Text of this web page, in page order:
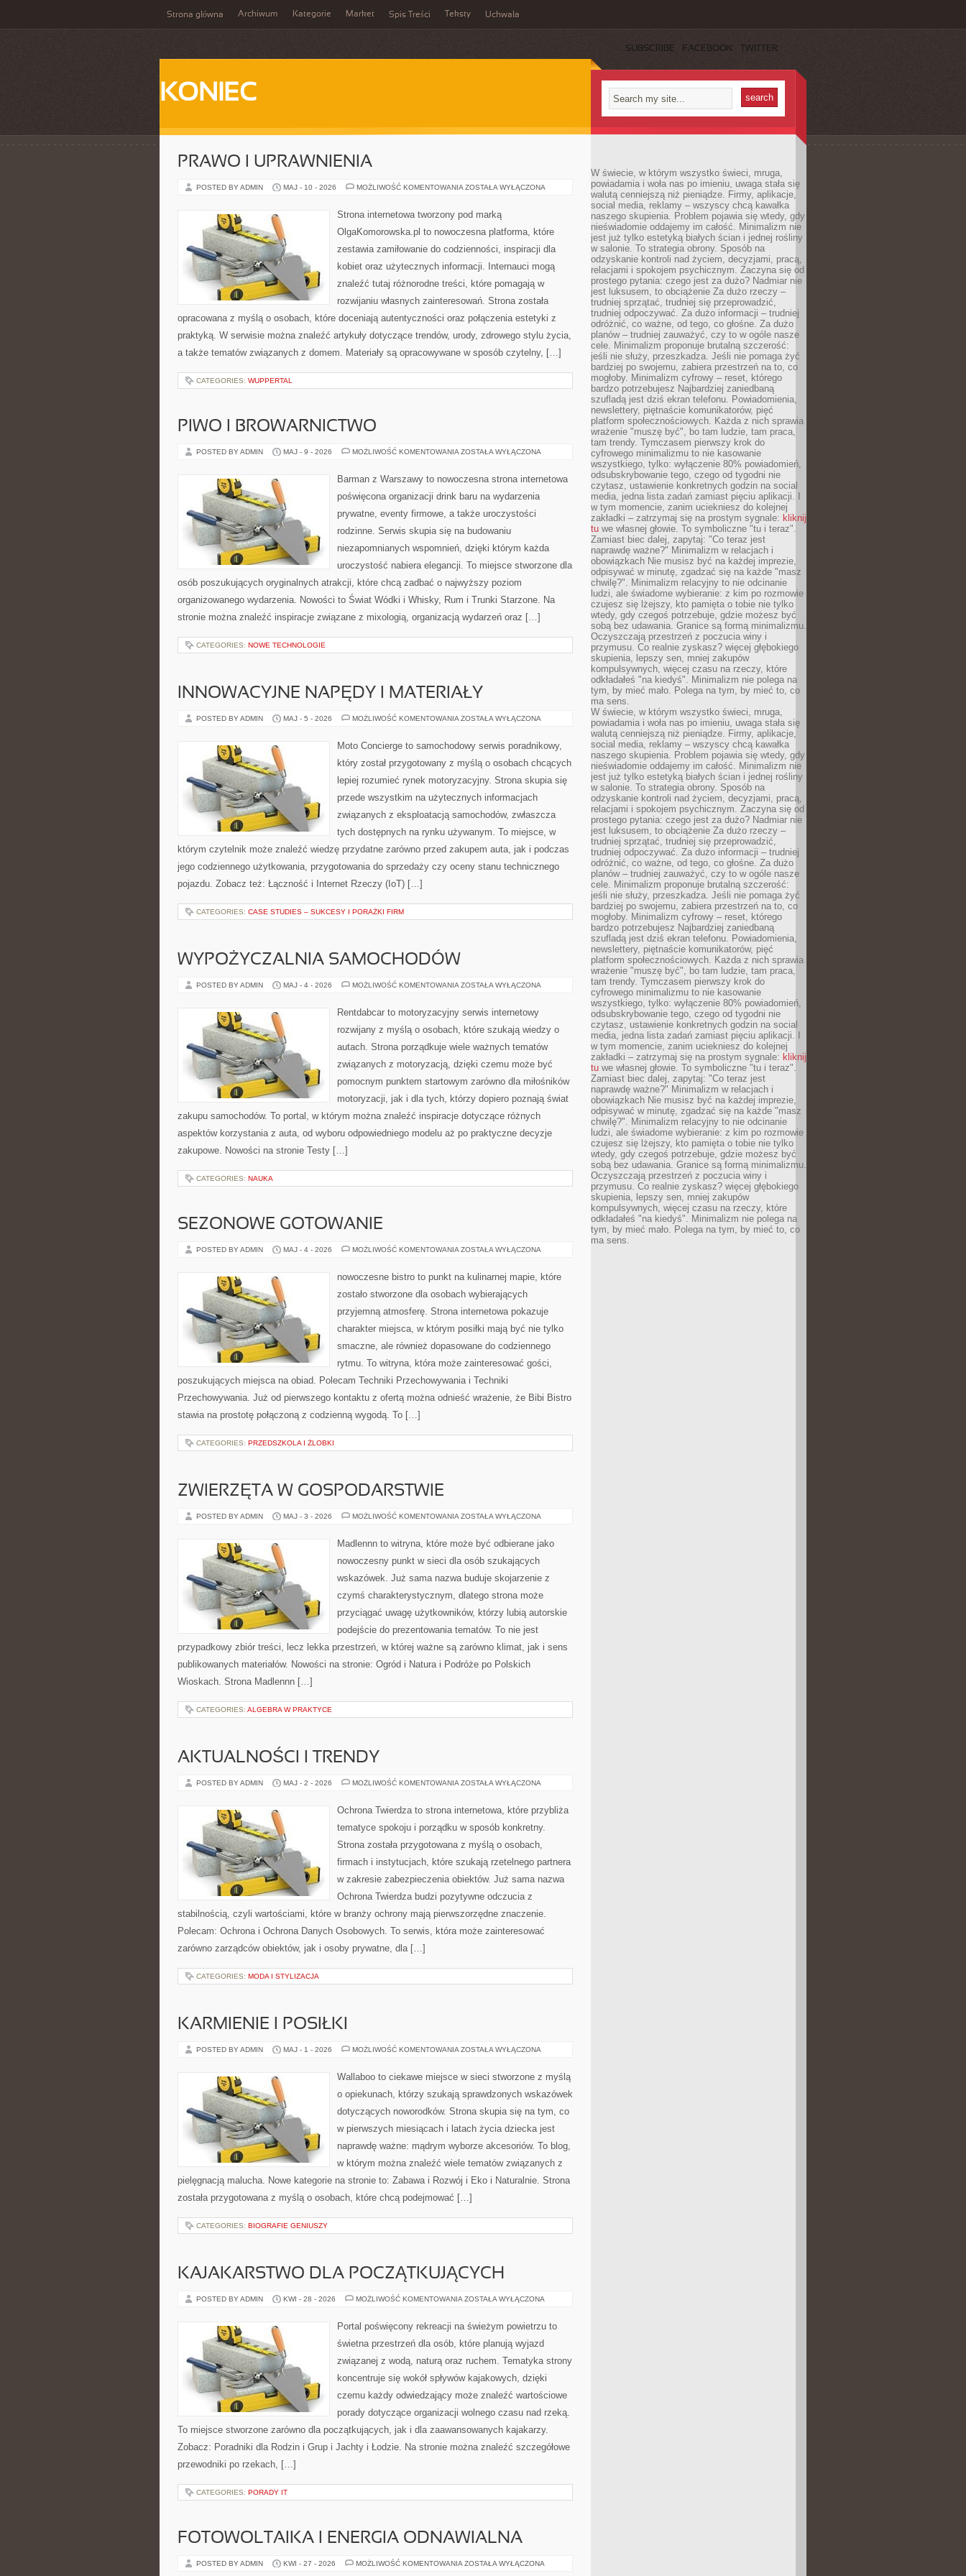
Strona główna Archiwum Kategorie Market Spis Treści Teksty Uchwała
SUBSCRIBE FACEBOOK TWITTER
KONIEC
PRAWO I UPRAWNIENIA
POSTED BY ADMIN MAJ - 10 - 2026 MOŻLIWOŚĆ KOMENTOWANIA PRAWO
ZOSTAŁA WYŁĄCZONA
Strona internetowa tworzony pod marką
OlgaKomorowska.pl to nowoczesna platforma, które
zestawia zamiłowanie do codzienności, inspiracji dla
kobiet oraz użytecznych informacji. Internauci mogą
znaleźć tutaj różnorodne treści, które pomagają w
rozwijaniu własnych zainteresowań. Strona została
opracowana z myślą o osobach, które doceniają autentyczności oraz połączenia estetyki z
praktyką. W serwisie można znaleźć artykuły dotyczące trendów, urody, zdrowego stylu życia,
a także tematów związanych z domem. Materiały są opracowywane w sposób czytelny, […]
CATEGORIES: WUPPERTAL
PIWO I BROWARNICTWO
POSTED BY ADMIN MAJ - 9 - 2026 MOŻLIWOŚĆ KOMENTOWANIA PIWO
ZOSTAŁA WYŁĄCZONA
Barman z Warszawy to nowoczesna strona internetowa
poświęcona organizacji drink baru na wydarzenia
prywatne, eventy firmowe, a także uroczystości
rodzinne. Serwis skupia się na budowaniu
niezapomnianych wspomnień, dzięki którym każda
uroczystość nabiera elegancji. To miejsce stworzone dla
osób poszukujących oryginalnych atrakcji, które chcą zadbać o najwyższy poziom
organizowanego wydarzenia. Nowości to Świat Wódki i Whisky, Rum i Trunki Starzone. Na
stronie można znaleźć inspiracje związane z mixologią, organizacją wydarzeń oraz […]
CATEGORIES: NOWE TECHNOLOGIE
INNOWACYJNE NAPĘDY I MATERIAŁY
POSTED BY ADMIN MAJ - 5 - 2026 MOŻLIWOŚĆ KOMENTOWANIA INNOWACYJNE
MATERIAŁY
ZOSTAŁA WYŁĄCZONA
Moto Concierge to samochodowy serwis poradnikowy,
który został przygotowany z myślą o osobach chcących
lepiej rozumieć rynek motoryzacyjny. Strona skupia się
przede wszystkim na użytecznych informacjach
związanych z eksploatacją samochodów, zwłaszcza
tych dostępnych na rynku używanym. To miejsce, w
którym czytelnik może znaleźć wiedzę przydatne zarówno przed zakupem auta, jak i podczas
jego codziennego użytkowania, przygotowania do sprzedaży czy oceny stanu technicznego
pojazdu. Zobacz też: Łączność i Internet Rzeczy (IoT) […]
CATEGORIES: CASE STUDIES – SUKCESY I PORAŻKI FIRM
WYPOŻYCZALNIA SAMOCHODÓW
POSTED BY ADMIN MAJ - 4 - 2026 MOŻLIWOŚĆ KOMENTOWANIA WYPOŻYCZALNIA
ZOSTAŁA WYŁĄCZONA
Rentdabcar to motoryzacyjny serwis internetowy
rozwijany z myślą o osobach, które szukają wiedzy o
autach. Strona porządkuje wiele ważnych tematów
związanych z motoryzacją, dzięki czemu może być
pomocnym punktem startowym zarówno dla miłośników
motoryzacji, jak i dla tych, którzy dopiero poznają świat
zakupu samochodów. To portal, w którym można znaleźć inspiracje dotyczące różnych
aspektów korzystania z auta, od wyboru odpowiedniego modelu aż po praktyczne decyzje
zakupowe. Nowości na stronie Testy […]
CATEGORIES: NAUKA
SEZONOWE GOTOWANIE
POSTED BY ADMIN MAJ - 4 - 2026 MOŻLIWOŚĆ KOMENTOWANIA SEZONOWE
ZOSTAŁA WYŁĄCZONA
nowoczesne bistro to punkt na kulinarnej mapie, które
zostało stworzone dla osobach wybierających
przyjemną atmosferę. Strona internetowa pokazuje
charakter miejsca, w którym posiłki mają być nie tylko
smaczne, ale również dopasowane do codziennego
rytmu. To witryna, która może zainteresować gości,
poszukujących miejsca na obiad. Polecam Techniki Przechowywania i Techniki
Przechowywania. Już od pierwszego kontaktu z ofertą można odnieść wrażenie, że Bibi Bistro
stawia na prostotę połączoną z codzienną wygodą. To […]
CATEGORIES: PRZEDSZKOLA I ŻLOBKI
ZWIERZĘTA W GOSPODARSTWIE
POSTED BY ADMIN MAJ - 3 - 2026 MOŻLIWOŚĆ KOMENTOWANIA ZWIERZĘTA
ZOSTAŁA WYŁĄCZONA
Madlennn to witryna, które może być odbierane jako
nowoczesny punkt w sieci dla osób szukających
wskazówek. Już sama nazwa buduje skojarzenie z
czymś charakterystycznym, dlatego strona może
przyciągać uwagę użytkowników, którzy lubią autorskie
podejście do prezentowania tematów. To nie jest
przypadkowy zbiór treści, lecz lekka przestrzeń, w której ważne są zarówno klimat, jak i sens
publikowanych materiałów. Nowości na stronie: Ogród i Natura i Podróże po Polskich
Wioskach. Strona Madlennn […]
CATEGORIES: ALGEBRA W PRAKTYCE
AKTUALNOŚCI I TRENDY
POSTED BY ADMIN MAJ - 2 - 2026 MOŻLIWOŚĆ KOMENTOWANIA AKTUALNOŚCI
ZOSTAŁA WYŁĄCZONA
Ochrona Twierdza to strona internetowa, które przybliża
tematyce spokoju i porządku w sposób konkretny.
Strona została przygotowana z myślą o osobach,
firmach i instytucjach, które szukają rzetelnego partnera
w zakresie zabezpieczenia obiektów. Już sama nazwa
Ochrona Twierdza budzi pozytywne odczucia z
stabilnością, czyli wartościami, które w branży ochrony mają pierwszorzędne znaczenie.
Polecam: Ochrona i Ochrona Danych Osobowych. To serwis, która może zainteresować
zarówno zarządców obiektów, jak i osoby prywatne, dla […]
CATEGORIES: MODA I STYLIZACJA
KARMIENIE I POSIŁKI
POSTED BY ADMIN MAJ - 1 - 2026 MOŻLIWOŚĆ KOMENTOWANIA KARMIENIE
ZOSTAŁA WYŁĄCZONA
Wallaboo to ciekawe miejsce w sieci stworzone z myślą
o opiekunach, którzy szukają sprawdzonych wskazówek
dotyczących noworodków. Strona skupia się na tym, co
w pierwszych miesiącach i latach życia dziecka jest
naprawdę ważne: mądrym wyborze akcesoriów. To blog,
w którym można znaleźć wiele tematów związanych z
pielęgnacją malucha. Nowe kategorie na stronie to: Zabawa i Rozwój i Eko i Naturalnie. Strona
została przygotowana z myślą o osobach, które chcą podejmować […]
CATEGORIES: BIOGRAFIE GENIUSZY
KAJAKARSTWO DLA POCZĄTKUJĄCYCH
POSTED BY ADMIN KWI - 28 - 2026 MOŻLIWOŚĆ KOMENTOWANIA KAJAKARSTWO
ZOSTAŁA WYŁĄCZONA
Portal poświęcony rekreacji na świeżym powietrzu to
świetna przestrzeń dla osób, które planują wyjazd
związanej z wodą, naturą oraz ruchem. Tematyka strony
koncentruje się wokół spływów kajakowych, dzięki
czemu każdy odwiedzający może znaleźć wartościowe
porady dotyczące organizacji wolnego czasu nad rzeką.
To miejsce stworzone zarówno dla początkujących, jak i dla zaawansowanych kajakarzy.
Zobacz: Poradniki dla Rodzin i Grup i Jachty i Łodzie. Na stronie można znaleźć szczegółowe
przewodniki po rzekach, […]
CATEGORIES: PORADY IT
FOTOWOLTAIKA I ENERGIA ODNAWIALNA
POSTED BY ADMIN KWI - 27 - 2026 MOŻLIWOŚĆ KOMENTOWANIA FOTOWOLTAIKA
ZOSTAŁA WYŁĄCZONA
W świecie, w którym wszystko świeci, mruga,
powiadamia i woła nas po imieniu, uwaga stała się
walutą cenniejszą niż pieniądze. Firmy, aplikacje,
social media, reklamy – wszyscy chcą kawałka
naszego skupienia. Problem pojawia się wtedy, gdy
nieświadomie oddajemy im całość. Minimalizm nie
jest już tylko estetyką białych ścian i jednej rośliny
w salonie. To strategia obrony. Sposób na
odzyskanie kontroli nad życiem, decyzjami, pracą,
relacjami i spokojem psychicznym. Zaczyna się od
prostego pytania: czego jest za dużo? Nadmiar nie
jest luksusem, to obciążenie Za dużo rzeczy –
trudniej sprzątać, trudniej się przeprowadzić,
trudniej odpoczywać. Za dużo informacji – trudniej
odróżnić, co ważne, od tego, co głośne. Za dużo
planów – trudniej zauważyć, czy to w ogóle nasze
cele. Minimalizm proponuje brutalną szczerość:
jeśli nie służy, przeszkadza. Jeśli nie pomaga żyć
bardziej po swojemu, zabiera przestrzeń na to, co
mogłoby. Minimalizm cyfrowy – reset, którego
bardzo potrzebujesz Najbardziej zaniedbaną
szufladą jest dziś ekran telefonu. Powiadomienia,
newslettery, piętnaście komunikatorów, pięć
platform społecznościowych. Każda z nich sprawia
wrażenie "muszę być", bo tam ludzie, tam praca,
tam trendy. Tymczasem pierwszy krok do
cyfrowego minimalizmu to nie kasowanie
wszystkiego, tylko: wyłączenie 80% powiadomień,
odsubskrybowanie tego, czego od tygodni nie
czytasz, ustawienie konkretnych godzin na social
media, jedna lista zadań zamiast pięciu aplikacji. I
w tym momencie, zanim uciekniesz do kolejnej
zakładki – zatrzymaj się na prostym sygnale: kliknij
tu we własnej głowie. To symboliczne "tu i teraz".
Zamiast biec dalej, zapytaj: "Co teraz jest
naprawdę ważne?" Minimalizm w relacjach i
obowiązkach Nie musisz być na każdej imprezie,
odpisywać w minutę, zgadzać się na każde "masz
chwilę?". Minimalizm relacyjny to nie odcinanie
ludzi, ale świadome wybieranie: z kim po rozmowie
czujesz się lżejszy, kto pamięta o tobie nie tylko
wtedy, gdy czegoś potrzebuje, gdzie możesz być
sobą bez udawania. Granice są formą minimalizmu.
Oczyszczają przestrzeń z poczucia winy i
przymusu. Co realnie zyskasz? więcej głębokiego
skupienia, lepszy sen, mniej zakupów
kompulsywnych, więcej czasu na rzeczy, które
odkładałeś "na kiedyś". Minimalizm nie polega na
tym, by mieć mało. Polega na tym, by mieć to, co
ma sens.
W świecie, w którym wszystko świeci, mruga,
powiadamia i woła nas po imieniu, uwaga stała się
walutą cenniejszą niż pieniądze. Firmy, aplikacje,
social media, reklamy – wszyscy chcą kawałka
naszego skupienia. Problem pojawia się wtedy, gdy
nieświadomie oddajemy im całość. Minimalizm nie
jest już tylko estetyką białych ścian i jednej rośliny
w salonie. To strategia obrony. Sposób na
odzyskanie kontroli nad życiem, decyzjami, pracą,
relacjami i spokojem psychicznym. Zaczyna się od
prostego pytania: czego jest za dużo? Nadmiar nie
jest luksusem, to obciążenie Za dużo rzeczy –
trudniej sprzątać, trudniej się przeprowadzić,
trudniej odpoczywać. Za dużo informacji – trudniej
odróżnić, co ważne, od tego, co głośne. Za dużo
planów – trudniej zauważyć, czy to w ogóle nasze
cele. Minimalizm proponuje brutalną szczerość:
jeśli nie służy, przeszkadza. Jeśli nie pomaga żyć
bardziej po swojemu, zabiera przestrzeń na to, co
mogłoby. Minimalizm cyfrowy – reset, którego
bardzo potrzebujesz Najbardziej zaniedbaną
szufladą jest dziś ekran telefonu. Powiadomienia,
newslettery, piętnaście komunikatorów, pięć
platform społecznościowych. Każda z nich sprawia
wrażenie "muszę być", bo tam ludzie, tam praca,
tam trendy. Tymczasem pierwszy krok do
cyfrowego minimalizmu to nie kasowanie
wszystkiego, tylko: wyłączenie 80% powiadomień,
odsubskrybowanie tego, czego od tygodni nie
czytasz, ustawienie konkretnych godzin na social
media, jedna lista zadań zamiast pięciu aplikacji. I
w tym momencie, zanim uciekniesz do kolejnej
zakładki – zatrzymaj się na prostym sygnale: kliknij
tu we własnej głowie. To symboliczne "tu i teraz".
Zamiast biec dalej, zapytaj: "Co teraz jest
naprawdę ważne?" Minimalizm w relacjach i
obowiązkach Nie musisz być na każdej imprezie,
odpisywać w minutę, zgadzać się na każde "masz
chwilę?". Minimalizm relacyjny to nie odcinanie
ludzi, ale świadome wybieranie: z kim po rozmowie
czujesz się lżejszy, kto pamięta o tobie nie tylko
wtedy, gdy czegoś potrzebuje, gdzie możesz być
sobą bez udawania. Granice są formą minimalizmu.
Oczyszczają przestrzeń z poczucia winy i
przymusu. Co realnie zyskasz? więcej głębokiego
skupienia, lepszy sen, mniej zakupów
kompulsywnych, więcej czasu na rzeczy, które
odkładałeś "na kiedyś". Minimalizm nie polega na
tym, by mieć mało. Polega na tym, by mieć to, co
ma sens.